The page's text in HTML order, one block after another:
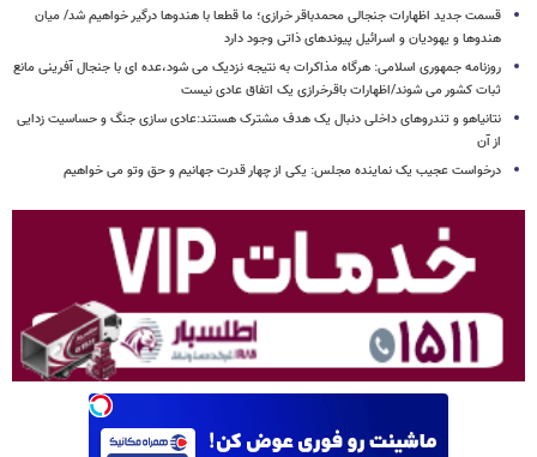
قسمت جدید اظهارات جنجالی محمدباقر خرازی؛ ما قطعا با هندوها درگیر خواهیم شد/ میان
هندوها و یهودیان و اسرائیل پیوندهای ذاتی وجود دارد
روزنامه جمهوری اسلامی: هرگاه مذاکرات به نتیجه نزدیک می شود،عده ای با جنجال آفرینی مانع
ثبات کشور می شوند/اظهارات باقرخرازی یک اتفاق عادی نیست
نتانیاهو و تندروهای داخلی دنبال یک هدف مشترک هستند:عادی سازی جنگ و حساسیت زدایی
از آن
درخواست عجیب یک نماینده مجلس: یکی از چهار قدرت جهانیم و حق وتو می خواهیم